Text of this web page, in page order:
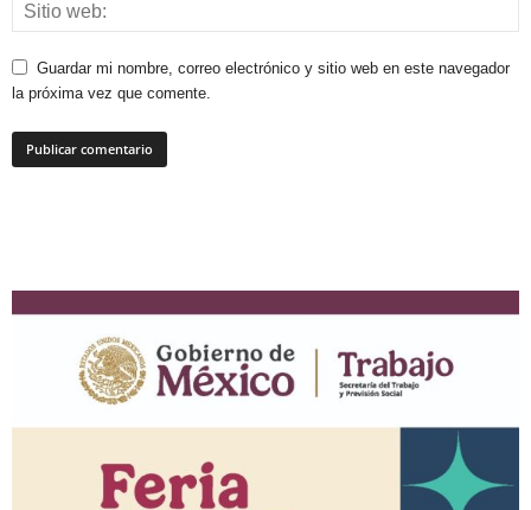
Guardar mi nombre, correo electrónico y sitio web en este navegador
la próxima vez que comente.